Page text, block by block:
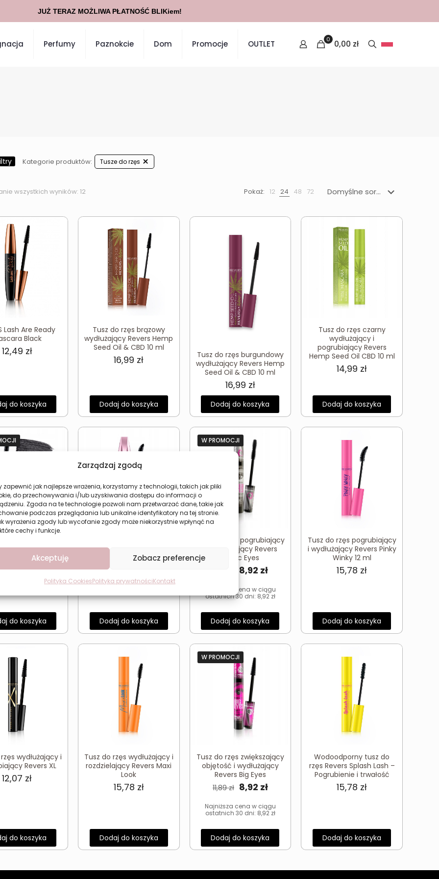
Zarządzaj zgodą
zapewnić jak najlepsze wrażenia, korzystamy z technologii, takich jak pliki
do przechowywania i/lub uzyskiwania dostępu do informacji o
Zgoda na te technologie pozwoli nam przetwarzać dane, takie jak
podczas przeglądania lub unikalne identyfikatory na tej stronie.
wyrażenia zgody lub wycofanie zgody może niekorzystnie wpłynąć na
cechy i funkcje.
Akceptuję Zobacz preferencje
Polityka CookiesPolityka prywatnościKontakt
Perfumy Paznokcie Dom Promocje OUTLET 0 0,00 zł
Kategorie produktów: Tusze do rzęs
wszystkich wyników: 12 Pokaż: 12 24 48 72
Lash Are Ready
Black
12,49 zł
do koszyka
Tusz do rzęs brązowy
wydłużający Revers Hemp
Seed Oil & CBD 10 ml
16,99 zł
Dodaj do koszyka
Tusz do rzęs burgundowy
wydłużający Revers Hemp
Seed Oil & CBD 10 ml
16,99 zł
Dodaj do koszyka
Tusz do rzęs czarny
wydłużający i
pogrubiający Revers
Hemp Seed Oil CBD 10 ml
14,99 zł
Dodaj do koszyka
rzęs
Pierwotna
wynosiła:
11,89 zł.
8,92złAktualna
wynosi:
8,92 zł.
cena w ciągu
do koszyka
i podkręcający Revers Big
Eyes
Dodaj do koszyka
W PROMOCJI
Tusz do rzęs pogrubiający
i podkręcający Revers
Magic Eyes
Pierwotna
wynosiła:
11,89 zł.
8,92 złAktualna
wynosi:
8,92 zł.
Najniższa cena w ciągu
ostatnich 30 dni: 8,92 zł
Dodaj do koszyka
Tusz do rzęs pogrubiający
i wydłużający Revers Pinky
Winky 12 ml
15,78 zł
Dodaj do koszyka
wydłużający i
Revers XL
12,07 zł
do koszyka
Tusz do rzęs wydłużający i
rozdzielający Revers Maxi
Look
15,78 zł
Dodaj do koszyka
W PROMOCJI
Tusz do rzęs zwiększający
objętość i wydłużający
Revers Big Eyes
11,89zł Pierwotna
wynosiła:
11,89 zł.
8,92 złAktualna
wynosi:
8,92 zł.
Najniższa cena w ciągu
ostatnich 30 dni: 8,92 zł
Dodaj do koszyka
Wodoodporny tusz do
rzęs Revers Splash Lash –
Pogrubienie i trwałość
15,78 zł
Dodaj do koszyka
JUŻ TERAZ MOŻLIWA PŁATNOŚĆ BLIKiem!